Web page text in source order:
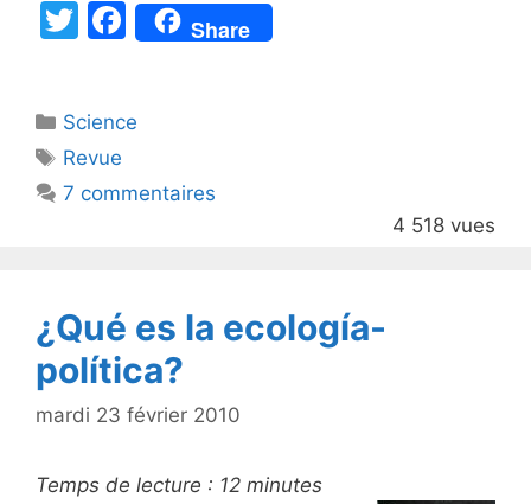
T
er
F
a
e
o
Share
Catégories
Science
Étiquettes
Revue
7 commentaires
4 518 vues
¿Qué es la ecología-
política?
mardi 23 février 2010
Temps de lecture : 12 minutes